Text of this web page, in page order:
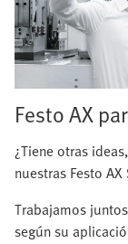
Festo AX
¿Tiene otras
nuestras Festo
Trabajamos
según su